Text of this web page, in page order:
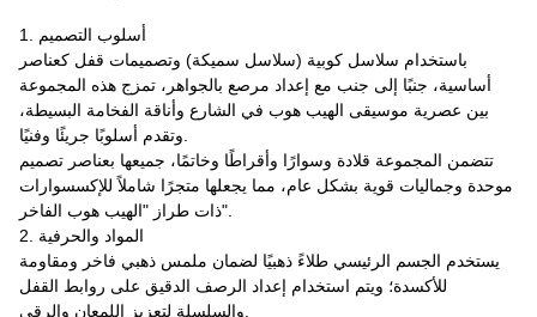
1. أسلوب التصميم
باستخدام سلاسل كوبية (سلاسل سميكة) وتصميمات قفل كعناصر
أساسية، جنبًا إلى جنب مع إعداد مرصع بالجواهر، تمزج هذه المجموعة
بين عصرية موسيقى الهيب هوب في الشارع وأناقة الفخامة البسيطة،
تتضمن المجموعة قلادة وسوارًا وأقراطًا وخاتمًا، جميعها بعناصر تصميم
موحدة وجماليات قوية بشكل عام، مما يجعلها متجرًا شاملاً للإكسسوارات
ذات طراز "الهيب هوب الفاخر".
2. المواد والحرفية
يستخدم الجسم الرئيسي طلاءً ذهبيًا لضمان ملمس ذهبي فاخر ومقاومة
للأكسدة؛ ويتم استخدام إعداد الرصف الدقيق على روابط القفل